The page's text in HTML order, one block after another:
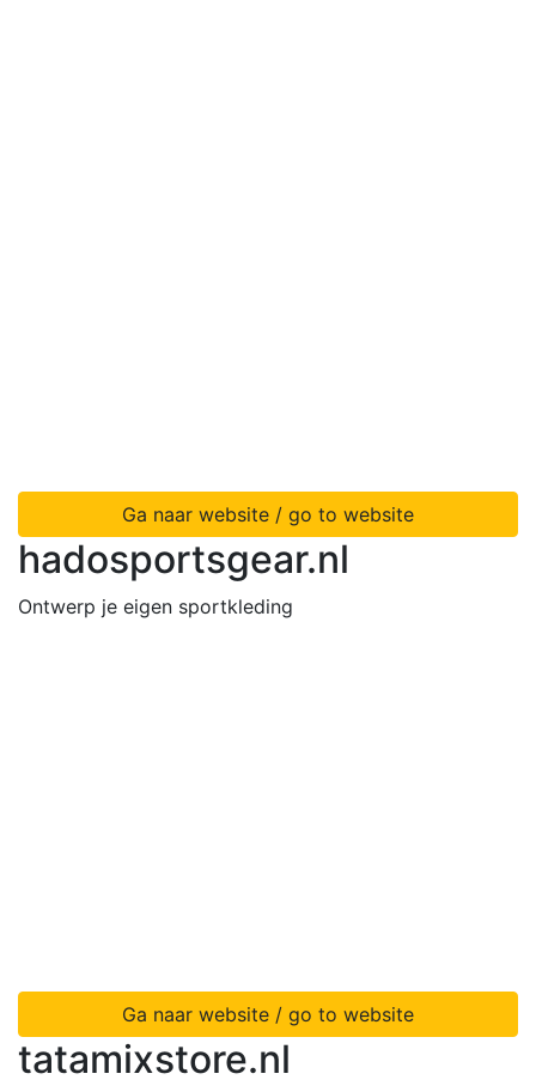
Ga naar website / go to website
hadosportsgear.nl
Ontwerp je eigen sportkleding
Ga naar website / go to website
tatamixstore.nl